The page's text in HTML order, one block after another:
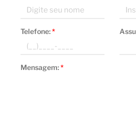
Telefone:*
Mensagem:*